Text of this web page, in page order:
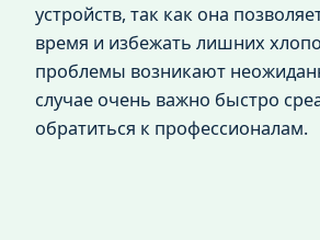
устройств, так как она
время и избежать лишних
проблемы возникают
случае очень важно быстро
обратиться к профессионалам.